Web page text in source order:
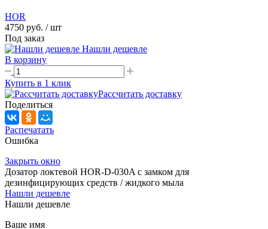
HOR
4750 руб. / шт
Под заказ
Нашли дешевле
В корзину
Купить в 1 клик
Рассчитать доставку
Поделиться
Распечатать
Ошибка
Закрыть окно
Дозатор локтевой HOR-D-030A с замком для
дезинфицирующих средств / жидкого мыла
Нашли дешевле
Нашли дешевле
Ваше имя